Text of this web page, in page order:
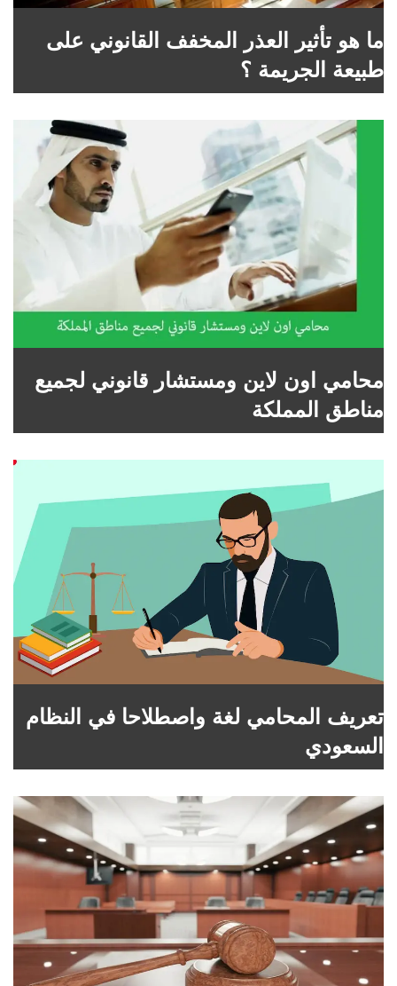
ما هو تأثير العذر المخفف القانوني على
طبيعة الجريمة ؟
محامي اون لاين ومستشار قانوني لجميع
مناطق المملكة
تعريف المحامي لغة واصطلاحا في النظام
السعودي